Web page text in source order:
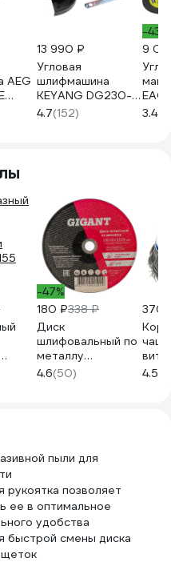
AEG
13 990 ₽
Угловая
шлифмашина
KEYANG DG230-
22 230 мм
4.7(152)
-43%
9
3.4
-47%
180 ₽338 ₽
Диск
шлифовальный по
металлу
(230х22.2х6 мм)
Gigant СDI
4.6(50)
370
4.5
пыли для
рукоятка позволяет
ее в оптимальное
удобства
быстрой смены диска